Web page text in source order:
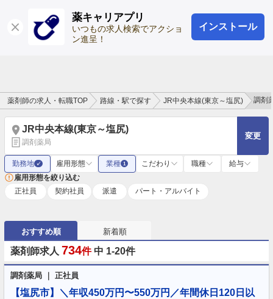
薬キャリアプリ
いつもの求人検索でアクショ
ン進呈！
インストール
ログイン 会員登録
薬剤師の求人・転職TOP 路線・駅で探す JR中央本線(東京～塩尻) 調剤
JR中央本線(東京～塩尻)
調剤薬局
変更
勤務地 ✓ 雇用形態 業種 1 こだわり 職種
給与
雇用形態を絞り込む
正社員
契約社員 派遣 パート・アルバイト
おすすめ順 新着順
薬剤師求人 734件 中 1-20件
調剤薬局 ｜ 正社員
【塩尻市】＼年収450万円〜550万円／年間休日120日以